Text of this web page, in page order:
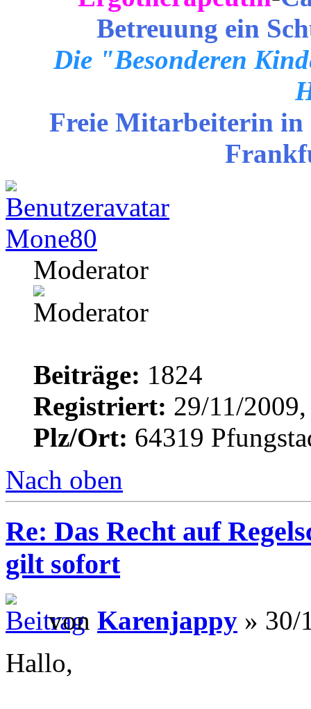
Betreuung ein
Die "Besonderen
Freie Mitarbeiterin in
Mone80
Moderator
Beiträge: 1824
Registriert: 29/11/
Plz/Ort: 64319
Nach oben
Re: Das Recht auf
gilt sofort
von Karenjappy » 30/
Hallo,